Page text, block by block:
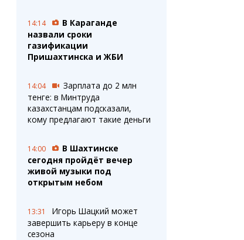
14:14
В Караганде
назвали сроки
газификации
Пришахтинска и ЖБИ
14:04
Зарплата до 2 млн
тенге: в Минтруда
казахстанцам подсказали,
кому предлагают такие деньги
14:00
В Шахтинске
сегодня пройдёт вечер
живой музыки под
открытым небом
13:31
Игорь Шацкий может
завершить карьеру в конце
сезона